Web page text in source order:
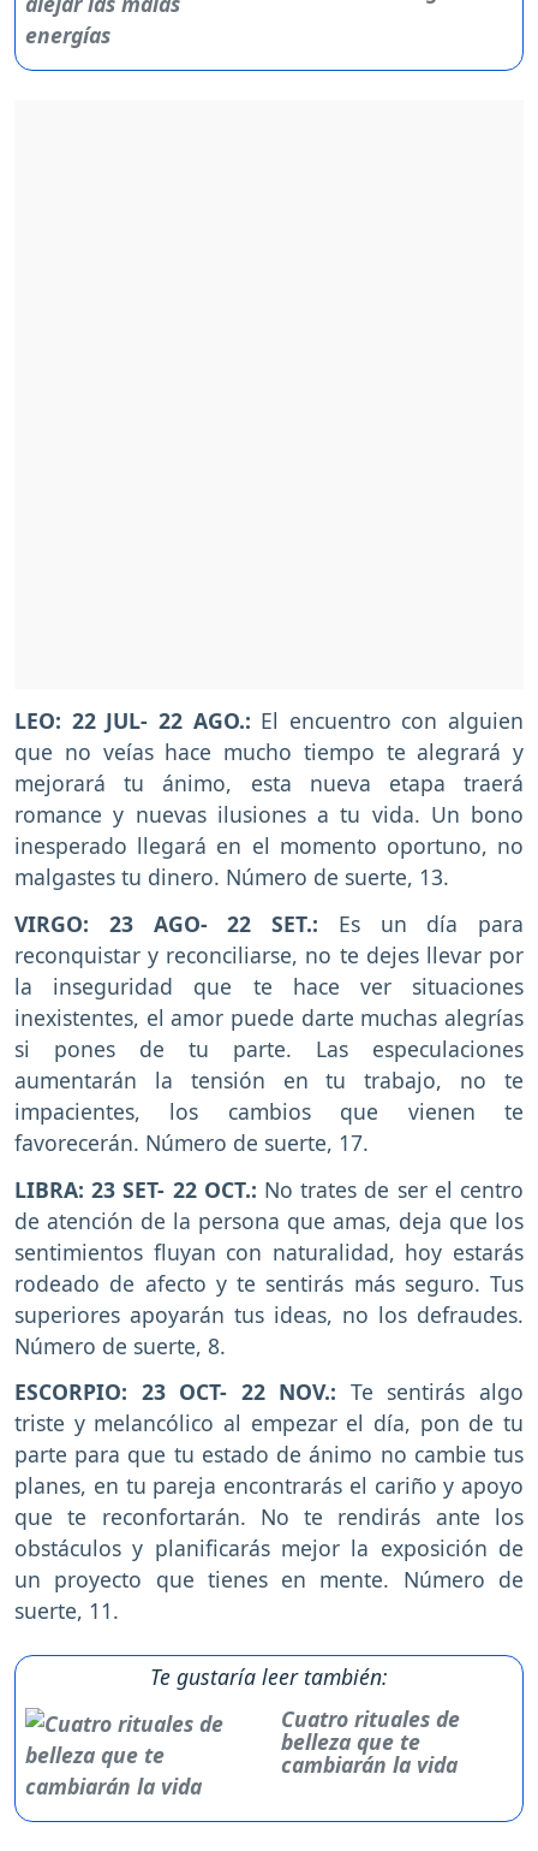
LEO: 22 JUL- 22 AGO.: El encuentro con alguien
que no veías hace mucho tiempo te alegrará y
mejorará tu ánimo, esta nueva etapa traerá
romance y nuevas ilusiones a tu vida. Un bono
inesperado llegará en el momento oportuno, no
malgastes tu dinero. Número de suerte, 13.
VIRGO: 23 AGO- 22 SET.: Es un día para
reconquistar y reconciliarse, no te dejes llevar por
la inseguridad que te hace ver situaciones
inexistentes, el amor puede darte muchas alegrías
si pones de tu parte. Las especulaciones
aumentarán la tensión en tu trabajo, no te
impacientes, los cambios que vienen te
favorecerán. Número de suerte, 17.
LIBRA: 23 SET- 22 OCT.: No trates de ser el centro
de atención de la persona que amas, deja que los
sentimientos fluyan con naturalidad, hoy estarás
rodeado de afecto y te sentirás más seguro. Tus
superiores apoyarán tus ideas, no los defraudes.
Número de suerte, 8.
ESCORPIO: 23 OCT- 22 NOV.: Te sentirás algo
triste y melancólico al empezar el día, pon de tu
parte para que tu estado de ánimo no cambie tus
planes, en tu pareja encontrarás el cariño y apoyo
que te reconfortarán. No te rendirás ante los
obstáculos y planificarás mejor la exposición de
un proyecto que tienes en mente. Número de
suerte, 11.
Te gustaría leer también:
Cuatro rituales de
belleza que te
cambiarán la vida